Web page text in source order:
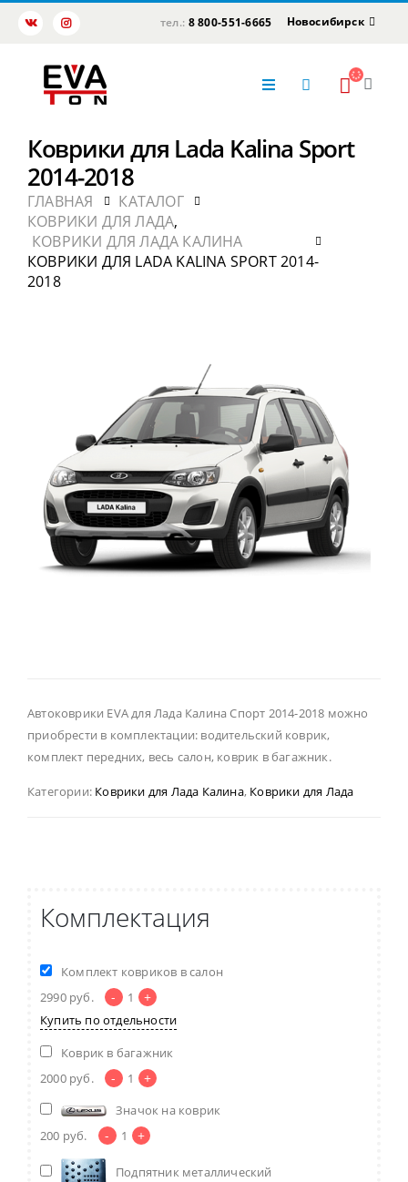
тел.: 8 800-551-6665 Новосибирск
Коврики для Lada Kalina Sport
2014-2018
ГЛАВНАЯ
КАТАЛОГ
КОВРИКИ ДЛЯ ЛАДА,
КОВРИКИ ДЛЯ ЛАДА КАЛИНА
КОВРИКИ ДЛЯ LADA KALINA SPORT 2014-
2018
Автоковрики EVA для Лада Калина Спорт 2014-2018 можно
приобрести в комплектации: водительский коврик,
комплект передних, весь салон, коврик в багажник.
Категории: Коврики для Лада Калина, Коврики для Лада
Комплектация
Комплект ковриков в салон
2990 руб. - 1 +
Купить по отдельности
Коврик в багажник
2000 руб. - 1 +
Значок на коврик
200 руб. - 1 +
Подпятник металлический